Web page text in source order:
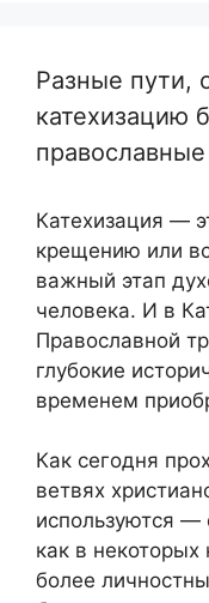
Разные пути,
катехизацию
православные
Катехизация —
крещению или
важный этап
человека. И в
Православной
глубокие
временем
Как сегодня
ветвях
используются —
как в некоторых
более